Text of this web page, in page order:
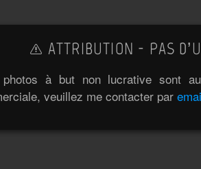
ATTRIBUTION - PAS
à but non lucrative sont
veuillez me contacter par